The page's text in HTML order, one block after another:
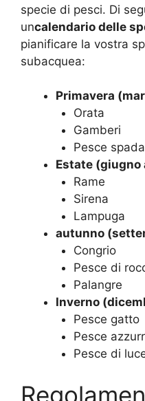
specie di pesci. Di
uncalendario delle
pianificare la vostra
subacquea:
Primavera
Orata
Gamberi
Pesce spada
Estate (giugno
Rame
Sirena
Lampuga
autunno
Congrio
Pesce di
Palangre
Inverno
Pesce gatto
Pesce
Pesce di